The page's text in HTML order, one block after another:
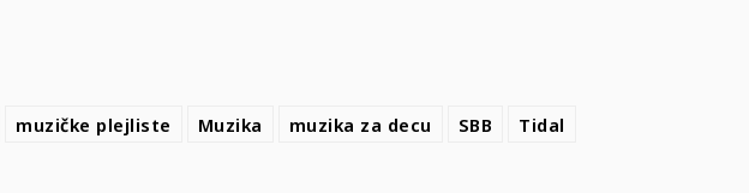
muzičke plejliste Muzika muzika za decu SBB Tidal